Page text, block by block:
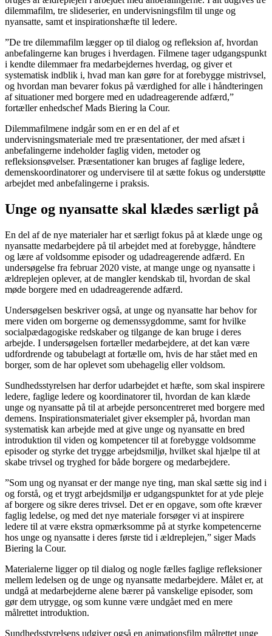
dilemmafilm, tre slideserier, en undervisningsfilm til unge og
nyansatte, samt et inspirationshæfte til ledere.
”De tre dilemmafilm lægger op til dialog og refleksion af, hvordan
anbefalingerne kan bruges i hverdagen. Filmene tager udgangspunkt
i kendte dilemmaer fra medarbejdernes hverdag, og giver et
systematisk indblik i, hvad man kan gøre for at forebygge mistrivsel,
og hvordan man bevarer fokus på værdighed for alle i håndteringen
af situationer med borgere med en udadreagerende adfærd,”
fortæller enhedschef Mads Biering la Cour.
Dilemmafilmene indgår som en er en del af et
undervisningsmateriale med tre præsentationer, der med afsæt i
anbefalingerne indeholder faglig viden, metoder og
refleksionsøvelser. Præsentationer kan bruges af faglige ledere,
demenskoordinatorer og undervisere til at sætte fokus og understøtte
arbejdet med anbefalingerne i praksis.
Unge og nyansatte skal klædes særligt på
En del af de nye materialer har et særligt fokus på at klæde unge og
nyansatte medarbejdere på til arbejdet med at forebygge, håndtere
og lære af voldsomme episoder og udadreagerende adfærd. En
undersøgelse fra februar 2020 viste, at mange unge og nyansatte i
ældreplejen oplever, at de mangler kendskab til, hvordan de skal
møde borgere med en udadreagerende adfærd.
Undersøgelsen beskriver også, at unge og nyansatte har behov for
mere viden om borgerne og demenssygdomme, samt for hvilke
socialpædagogiske redskaber og tilgange de kan bruge i deres
arbejde. I undersøgelsen fortæller medarbejdere, at det kan være
udfordrende og tabubelagt at fortælle om, hvis de har stået med en
borger, som de har oplevet som ubehagelig eller voldsom.
Sundhedsstyrelsen har derfor udarbejdet et hæfte, som skal inspirere
ledere, faglige ledere og koordinatorer til, hvordan de kan klæde
unge og nyansatte på til at arbejde personcentreret med borgere med
demens. Inspirationsmaterialet giver eksempler på, hvordan man
systematisk kan arbejde med at give unge og nyansatte en bred
introduktion til viden og kompetencer til at forebygge voldsomme
episoder og styrke det trygge arbejdsmiljø, hvilket skal hjælpe til at
skabe trivsel og tryghed for både borgere og medarbejdere.
”Som ung og nyansat er der mange nye ting, man skal sætte sig ind i
og forstå, og et trygt arbejdsmiljø er udgangspunktet for at yde pleje
af borgere og sikre deres trivsel. Det er en opgave, som ofte kræver
faglig ledelse, og med det nye materiale forsøger vi at inspirere
ledere til at være ekstra opmærksomme på at styrke kompetencerne
hos unge og nyansatte i deres første tid i ældreplejen,” siger Mads
Biering la Cour.
Materialerne ligger op til dialog og nogle fælles faglige refleksioner
mellem ledelsen og de unge og nyansatte medarbejdere. Målet er, at
undgå at medarbejderne alene bærer på vanskelige episoder, som
gør dem utrygge, og som kunne være undgået med en mere
målrettet introduktion.
Sundhedsstyrelsens udgiver også en animationsfilm målrettet unge